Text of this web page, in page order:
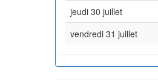
jeudi 30 juillet
vendredi 31 juillet